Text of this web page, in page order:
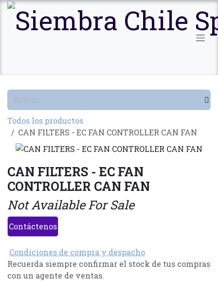
Ir al contenido
Todos los productos
CAN FILTERS - EC FAN CONTROLLER CAN FAN
CAN FILTERS - EC FAN
CONTROLLER CAN FAN
Not Available For Sale
Contáctenos
Condiciones de compra y despacho
Recuerda siempre confirmar el stock de tus compras
con un agente de ventas.